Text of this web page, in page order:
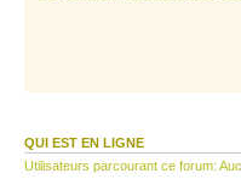
QUI EST EN LIGNE
Utilisateurs parcourant ce forum: